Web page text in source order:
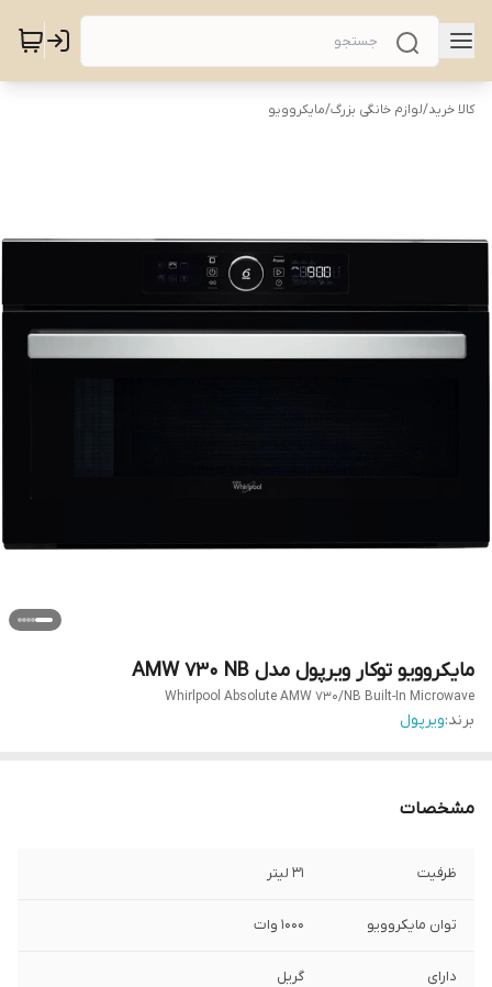
کالا خرید/لوازم خانگی بزرگ/مایکروویو
مایکروویو توکار ویرپول مدل AMW 730 NB
Whirlpool Absolute AMW 730/NB Built-In Microwave
برند:ویرپول
مشخصات
ظرفیت ۳۱ لیتر
توان مایکروویو ۱۰۰۰ وات
دارای گریل